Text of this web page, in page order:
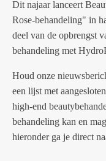
Dit najaar lanceert
Rose-behandeling" in
deel van de opbrengst
behandeling met
Houd onze
een lijst met
high-end
behandeling kan en
hieronder ga je direct